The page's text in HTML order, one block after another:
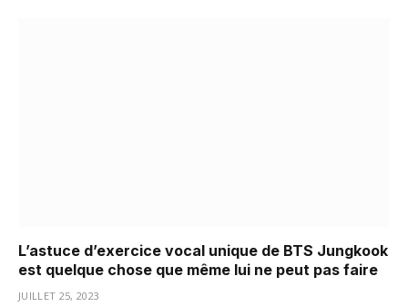
L’astuce d’exercice vocal unique de BTS Jungkook
est quelque chose que même lui ne peut pas faire
JUILLET 25, 2023